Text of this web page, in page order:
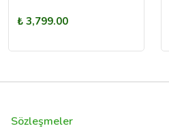
₺ 3,799.00
Sözleşmeler